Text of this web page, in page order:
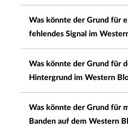
Nitrocellulose verwenden.
dass PVDF im Vergleich zu
Was könnte der Grund für
fehlendes Signal im
Bitte fügen Sie immer
eine Negativkontrolle
Konjugat
Der primäre Antikörper
Was könnte der Grund für
Hintergrund im Western
Die Blockierung
ist möglicherweise nicht
Was könnte der Grund für
Banden auf dem Western